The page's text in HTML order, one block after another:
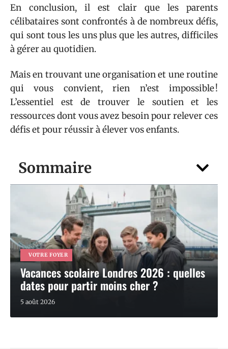
Sommaire
VOTRE FOYER
Vacances scolaire Londres 2026 : quelles
dates pour partir moins cher ?
5 août 2026
En conclusion, il est clair que les parents
célibataires sont confrontés à de nombreux défis,
qui sont tous les uns plus que les autres, difficiles
à gérer au quotidien.
Mais en trouvant une organisation et une routine
qui vous convient, rien n’est impossible !
L’essentiel est de trouver le soutien et les
ressources dont vous avez besoin pour relever ces
défis et pour réussir à élever vos enfants.